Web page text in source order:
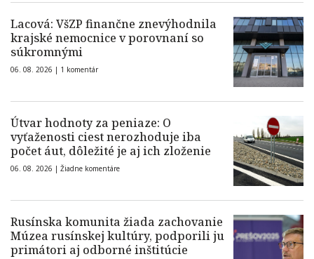
Lacová: VšZP finančne znevýhodnila
krajské nemocnice v porovnaní so
súkromnými
06. 08. 2026 | 1 komentár
Útvar hodnoty za peniaze: O
vyťaženosti ciest nerozhoduje iba
počet áut, dôležité je aj ich zloženie
06. 08. 2026 | Žiadne komentáre
Rusínska komunita žiada zachovanie
Múzea rusínskej kultúry, podporili ju
primátori aj odborné inštitúcie